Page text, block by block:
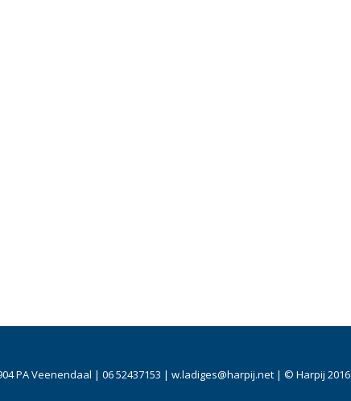
PA Veenendaal | 06 52437153 | w.ladiges@harpij.net | © Harpij 2016